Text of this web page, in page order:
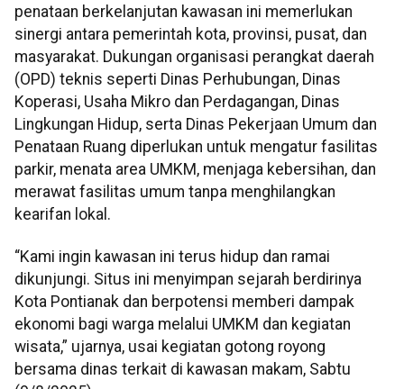
penataan berkelanjutan kawasan ini memerlukan
sinergi antara pemerintah kota, provinsi, pusat, dan
masyarakat. Dukungan organisasi perangkat daerah
(OPD) teknis seperti Dinas Perhubungan, Dinas
Koperasi, Usaha Mikro dan Perdagangan, Dinas
Lingkungan Hidup, serta Dinas Pekerjaan Umum dan
Penataan Ruang diperlukan untuk mengatur fasilitas
parkir, menata area UMKM, menjaga kebersihan, dan
merawat fasilitas umum tanpa menghilangkan
kearifan lokal.
“Kami ingin kawasan ini terus hidup dan ramai
dikunjungi. Situs ini menyimpan sejarah berdirinya
Kota Pontianak dan berpotensi memberi dampak
ekonomi bagi warga melalui UMKM dan kegiatan
wisata,” ujarnya, usai kegiatan gotong royong
bersama dinas terkait di kawasan makam, Sabtu